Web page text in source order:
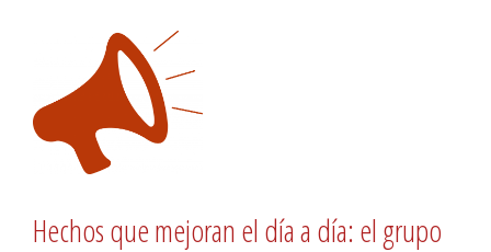
Hechos que mejoran el día a día: el grupo